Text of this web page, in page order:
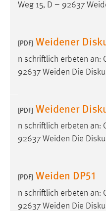
Weg 15, D – 92637
[PDF] Weidener
n schriftlich erbeten an:
92637 Weiden Die
[PDF] Weidener
n schriftlich erbeten an:
92637 Weiden Die
[PDF] Weiden DP51
n schriftlich erbeten an:
92637 Weiden Die
Zweck:
Für
Sprachpräferenz
Cookie Laufzeit: 30
Name: